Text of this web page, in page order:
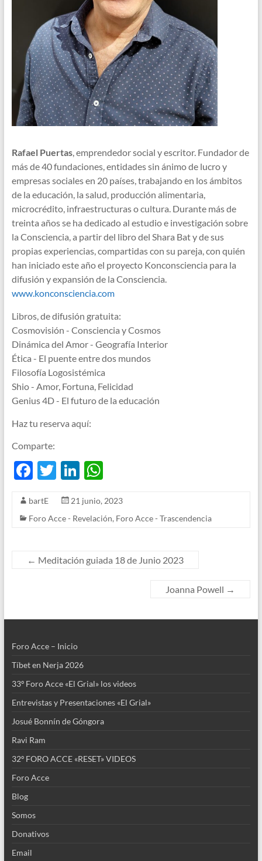
Rafael Puertas, emprendedor social y escritor. Fundador de
más de 40 fundaciones, entidades sin ánimo de lucro y
empresas sociales en 20 países, trabajando en los ámbitos
de la educación, la salud, producción alimentaria,
microcrédito, infraestructuras o cultura. Durante más de
treinta años se ha dedicado al estudio e investigación sobre
la Consciencia, a partir del libro del Shara Bat y de sus
propias experiencias, compartidas con su pareja, con quién
han iniciado este año el proyecto Konconsciencia para la
difusión y expansión de la Consciencia.
www.konconsciencia.com
Libros, de difusión gratuita:
Cosmovisión - Consciencia y Cosmos
Dinámica del Amor - Geografía Interior
Ética - El puente entre dos mundos
Filosofía Logosistémica
Shio - Amor, Fortuna, Felicidad
Genius 4D - El futuro de la educación
Haz tu reserva aquí:
Comparte:
F
e
b
o
T
itt
er
Li
k
e
n
W
at
s
p
bartE
21 junio, 2023
Foro Acce - Revelación, Foro Acce - Trascendencia
← Meditación guiada 18 de Junio 2023
Joanna Powell →
Foro Acce – Inicio
Tíbet en Nerja 2026
33º Foro Acce «El Grial» los videos
Entrevistas y Presentaciones «El Grial»
Josué Bonnín de Góngora
Ravi Ram
32º FORO ACCE «RESET» VIDEOS
Foro Acce
Blog
Somos
Donativos
Email